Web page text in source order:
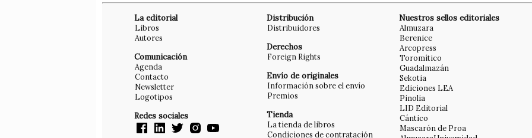
La editorial
Libros
Autores
Comunicación
Agenda
Contacto
Newsletter
Logotipos
Redes sociales
Distribución
Distribuidores
Derechos
Foreign Rights
Envío de originales
Información sobre el envío
Premios
Tienda
La tienda de libros
Condiciones de contratación
Nuestros sellos editoriales
Almuzara
Berenice
Arcopress
Toromítico
Guadalmazán
Sekotia
Ediciones LEA
Pinolia
LID Editorial
Cántico
Mascarón de Proa